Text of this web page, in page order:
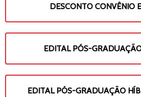
DESCONTO CONVÊNIO
EDITAL PÓS-
EDITAL PÓS-GRADUAÇÃO